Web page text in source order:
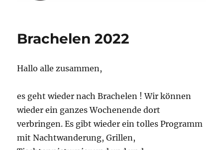
Brachelen 2022
Hallo alle zusammen,
es geht wieder nach Brachelen ! Wir können
wieder ein ganzes Wochenende dort
verbringen. Es gibt wieder ein tolles Programm
mit Nachtwanderung, Grillen,